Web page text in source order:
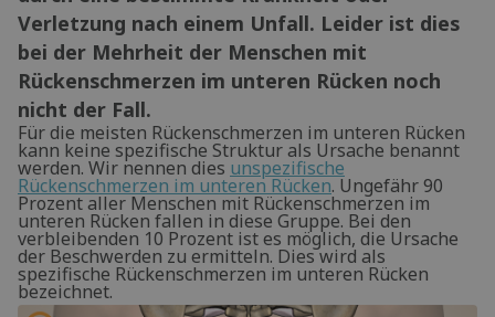
Verletzung nach einem Unfall. Leider ist dies
bei der Mehrheit der Menschen mit
Rückenschmerzen im unteren Rücken noch
nicht der Fall.
Für die meisten Rückenschmerzen im unteren Rücken
kann keine spezifische Struktur als Ursache benannt
werden. Wir nennen dies unspezifische
Rückenschmerzen im unteren Rücken. Ungefähr 90
Prozent aller Menschen mit Rückenschmerzen im
unteren Rücken fallen in diese Gruppe. Bei den
verbleibenden 10 Prozent ist es möglich, die Ursache
der Beschwerden zu ermitteln. Dies wird als
spezifische Rückenschmerzen im unteren Rücken
bezeichnet.